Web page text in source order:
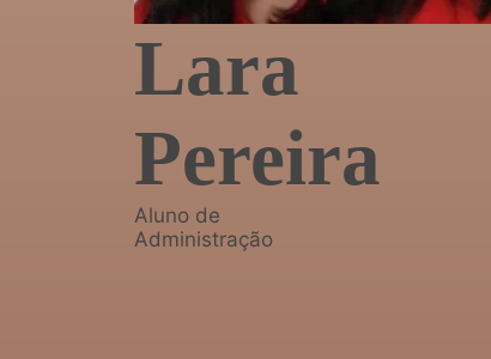
Lara
Pereira
Aluno de
Administração